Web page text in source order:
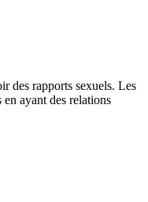
des rapports sexuels. Les
ayant des relations